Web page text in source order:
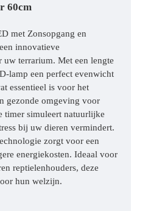
60cm
met Zonsopgang en
innovatieve
terrarium. Met een lengte
lamp een perfect evenwicht
essentieel is voor het
gezonde omgeving voor
timer simuleert natuurlijke
bij uw dieren vermindert.
zorgt voor een
energiekosten. Ideaal voor
reptielenhouders, deze
hun welzijn.